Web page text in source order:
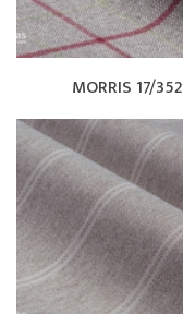
MORRIS 17/352